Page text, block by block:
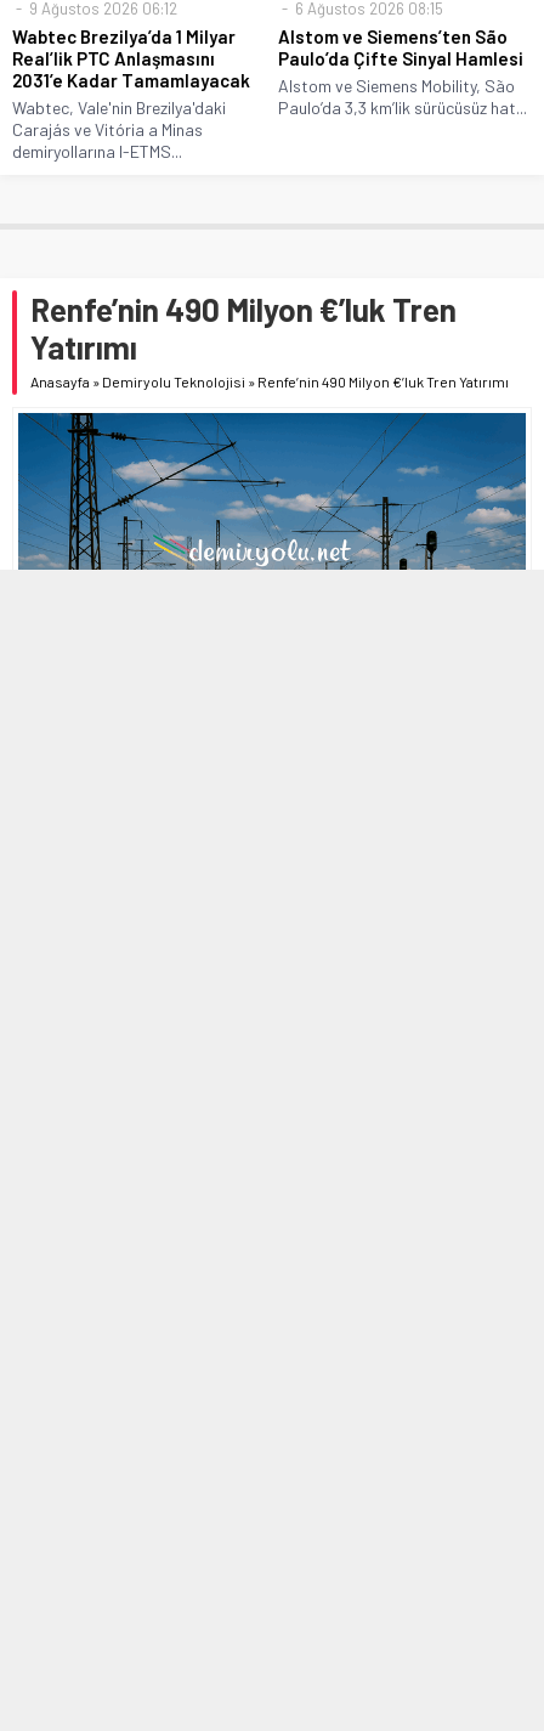
9 Ağustos 2026 06:12
Wabtec Brezilya’da 1 Milyar
Real’lik PTC Anlaşmasını
2031’e Kadar Tamamlayacak
Wabtec, Vale'nin Brezilya'daki
Carajás ve Vitória a Minas
demiryollarına I-ETMS...
6 Ağustos 2026 08:15
Alstom ve Siemens’ten São
Paulo’da Çifte Sinyal Hamlesi
Alstom ve Siemens Mobility, São
Paulo’da 3,3 km’lik sürücüsüz hat...
Renfe’nin 490 Milyon €’luk Tren
Yatırımı
Anasayfa » Demiryolu Teknolojisi » Renfe’nin 490 Milyon €’luk Tren Yatırımı